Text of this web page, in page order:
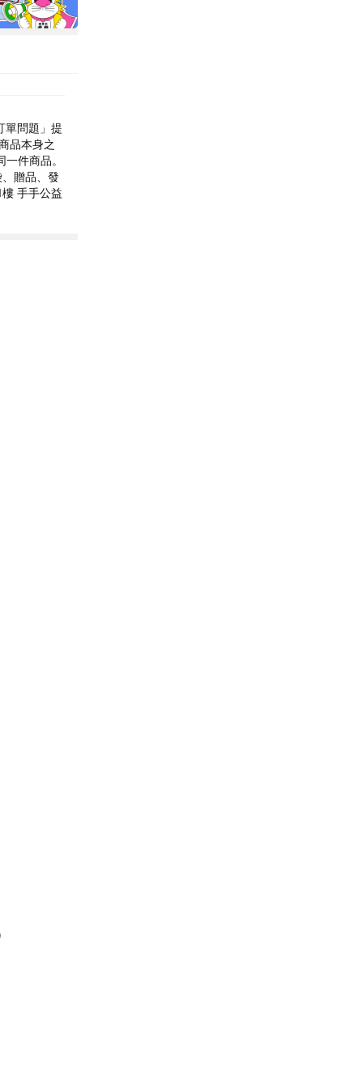
單問題」提
品本身之
件商品。
贈品、發
手手公益